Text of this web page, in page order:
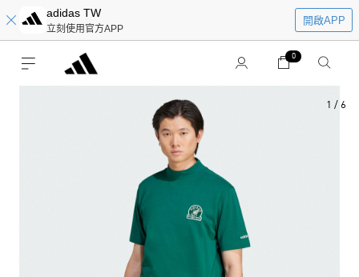
adidas TW
立刻使用官方APP
開啟APP
0
1 / 6